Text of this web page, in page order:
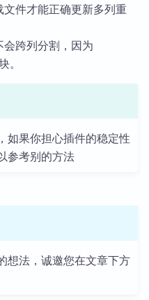
件才能正确更新多列重
跨列分割，因为
如果你担心插件的稳定性
参考别的方法
想法，诚邀您在文章下方